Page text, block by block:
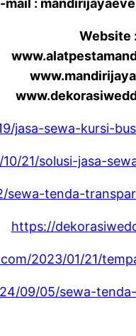
mail :
Website :
jasa-sewa-kursi-
21/solusi-jasa-
sewa-tenda-
https://
2023/01/21/
09/05/sewa-